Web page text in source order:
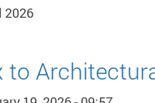
2026
to